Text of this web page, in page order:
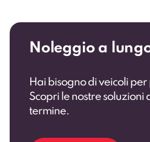
Noleggio a
Hai bisogno di veicoli
Scopri le nostre soluzioni
termine.